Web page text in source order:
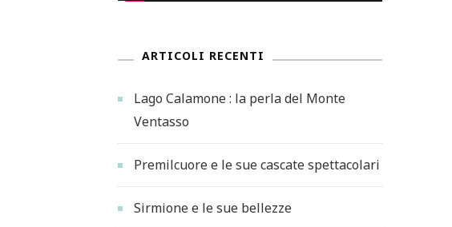
ARTICOLI RECENTI
Lago Calamone : la perla del Monte
Ventasso
Premilcuore e le sue cascate spettacolari
Sirmione e le sue bellezze